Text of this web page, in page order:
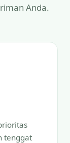
Anda.
tenggat